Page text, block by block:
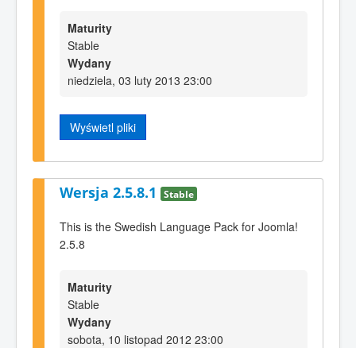
Maturity
Stable
Wydany
niedziela, 03 luty 2013 23:00
Wyświetl pliki
Wersja 2.5.8.1 Stable
This is the Swedish Language Pack for Joomla!
2.5.8
Maturity
Stable
Wydany
sobota, 10 listopad 2012 23:00